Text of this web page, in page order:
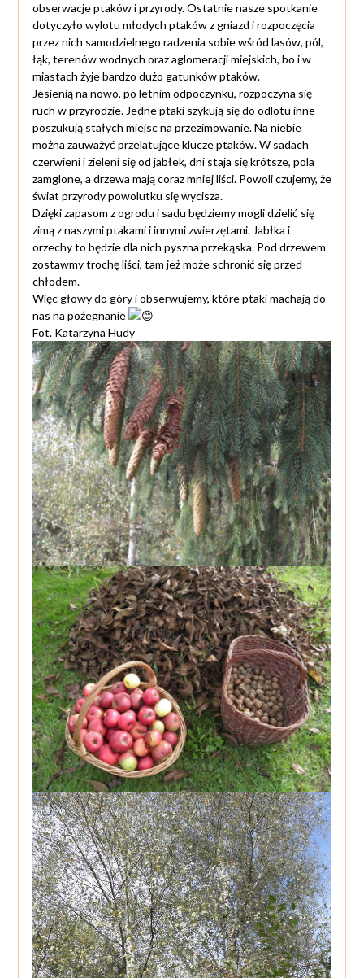
obserwacje ptaków i przyrody. Ostatnie nasze spotkanie
dotyczyło wylotu młodych ptaków z gniazd i rozpoczęcia
przez nich samodzielnego radzenia sobie wśród lasów, pól,
łąk, terenów wodnych oraz aglomeracji miejskich, bo i w
miastach żyje bardzo dużo gatunków ptaków.
Jesienią na nowo, po letnim odpoczynku, rozpoczyna się
ruch w przyrodzie. Jedne ptaki szykują się do odlotu inne
poszukują stałych miejsc na przezimowanie. Na niebie
można zauważyć przelatujące klucze ptaków. W sadach
czerwieni i zieleni się od jabłek, dni staja się krótsze, pola
zamglone, a drzewa mają coraz mniej liści. Powoli czujemy, że
świat przyrody powolutku się wycisza.
Dzięki zapasom z ogrodu i sadu będziemy mogli dzielić się
zimą z naszymi ptakami i innymi zwierzętami. Jabłka i
orzechy to będzie dla nich pyszna przekąska. Pod drzewem
zostawmy trochę liści, tam jeż może schronić się przed
chłodem.
Więc głowy do góry i obserwujemy, które ptaki machają do
nas na pożegnanie
Fot. Katarzyna Hudy